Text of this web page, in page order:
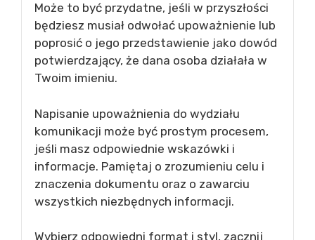
Może to być przydatne, jeśli w przyszłości
będziesz musiał odwołać upoważnienie lub
poprosić o jego przedstawienie jako dowód
potwierdzający, że dana osoba działała w
Twoim imieniu.
Napisanie upoważnienia do wydziału
komunikacji może być prostym procesem,
jeśli masz odpowiednie wskazówki i
informacje. Pamiętaj o zrozumieniu celu i
znaczenia dokumentu oraz o zawarciu
wszystkich niezbędnych informacji.
Wybierz odpowiedni format i styl, zacznij